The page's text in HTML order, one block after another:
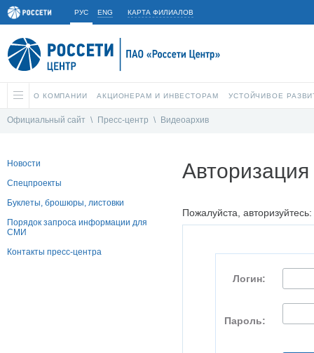
РУС ENG КАРТА ФИЛИАЛОВ
О КОМПАНИИ АКЦИОНЕРАМ И ИНВЕСТОРАМ УСТОЙЧИВОЕ
Официальный сайт \ Пресс-центр \ Видеоархив
Новости
Спецпроекты
Буклеты, брошюры, листовки
Порядок запроса информации для
СМИ
Контакты пресс-центра
Авторизация
Пожалуйста, авторизуйтесь:
Логин:
Пароль: